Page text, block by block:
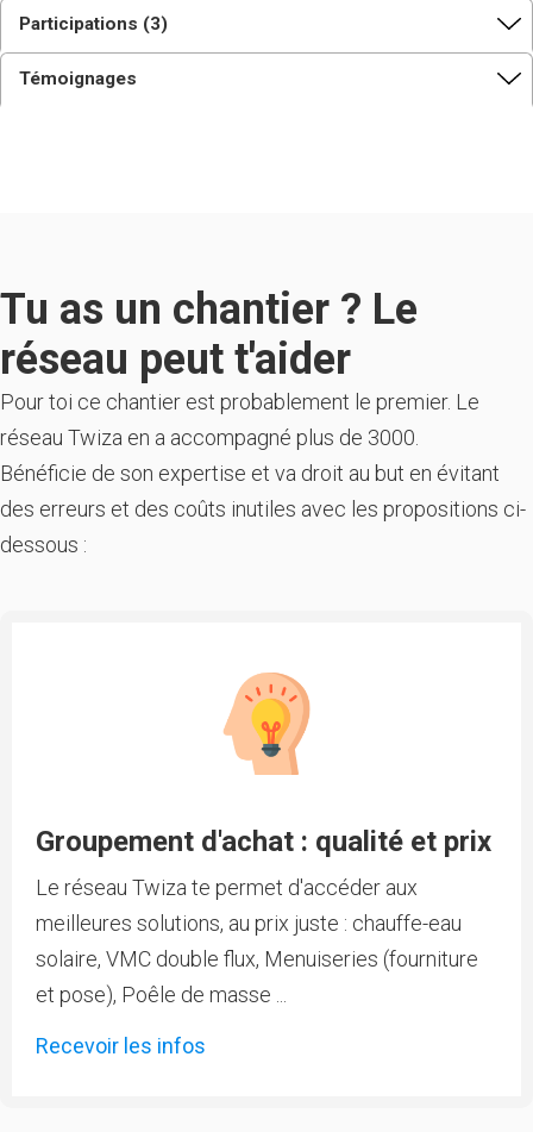
Participations (3)
Témoignages
Tu as un chantier ? Le
réseau peut t'aider
Pour toi ce chantier est probablement le premier. Le
réseau Twiza en a accompagné plus de 3000.
Bénéficie de son expertise et va droit au but en évitant
des erreurs et des coûts inutiles avec les propositions ci-
dessous :
Groupement d'achat : qualité et prix
Le réseau Twiza te permet d'accéder aux
meilleures solutions, au prix juste : chauffe-eau
solaire, VMC double flux, Menuiseries (fourniture
et pose), Poêle de masse ...
Recevoir les infos